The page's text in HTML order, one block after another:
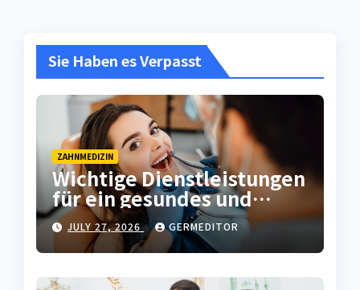
Sie Haben es Verpasst
ZAHNMEDIZIN
Wichtige Dienstleistungen
für ein gesundes und
attraktives Lächeln
JULY 27, 2026 GERMEDITOR